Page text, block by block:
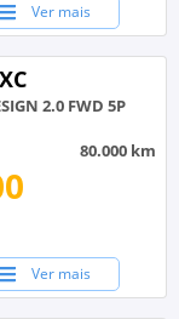
Ver mais
2.0 FWD 5P
80.000 km
Ver mais